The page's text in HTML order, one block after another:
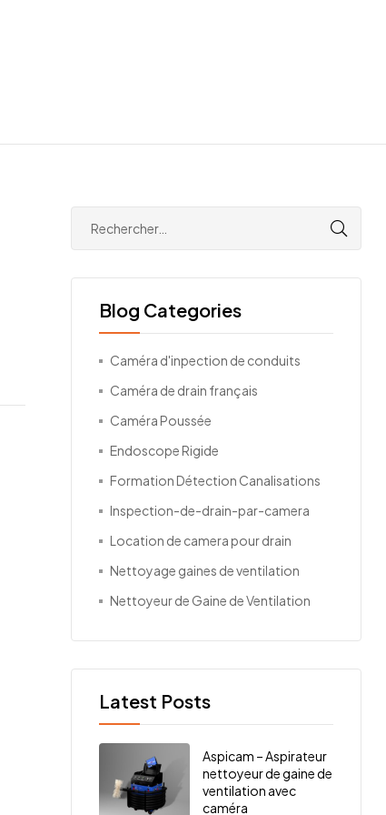
Blog Categories
Caméra d'inpection de conduits
Caméra de drain français
Caméra Poussée
Endoscope Rigide
Formation Détection Canalisations
Inspection-de-drain-par-camera
Location de camera pour drain
Nettoyage gaines de ventilation
Nettoyeur de Gaine de Ventilation
Latest Posts
Aspicam – Aspirateur
nettoyeur de gaine de
ventilation avec
caméra